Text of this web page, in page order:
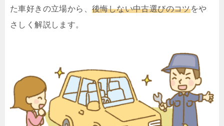
た車好きの立場から、 後悔しない中古選びのコツをや
さしく解説します。